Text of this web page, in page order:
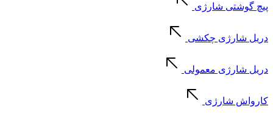
پیچ گوشتی شارژی
دریل شارژی چکشی
دریل شارژی معمولی
کارواش شارژی